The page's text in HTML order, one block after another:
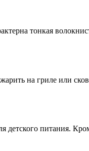
тонкая
на гриле или
детского питания.